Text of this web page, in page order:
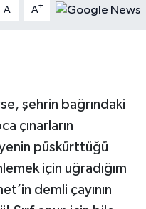
A- A+
şehrin bağrındaki
çınarların
püskürttüğü
için uğradığım
demli çayının